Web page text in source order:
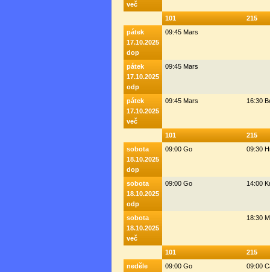
več
101
215
pátek
17.10.2025
dop
09:45 Mars
pátek
17.10.2025
odp
09:45 Mars
pátek
17.10.2025
več
09:45 Mars 16:30
101
215
sobota
18.10.2025
dop
09:00 Go 09:30
sobota
18.10.2025
odp
09:00 Go 14:00
sobota
18.10.2025
več
18:30
101
215
neděle
09:00 Go 09:00